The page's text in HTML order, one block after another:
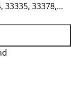
33335, 33378,
33619,
33803,